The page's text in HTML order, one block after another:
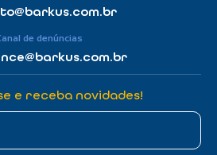
barkus.com.br
de denúncias
e receba novidades!